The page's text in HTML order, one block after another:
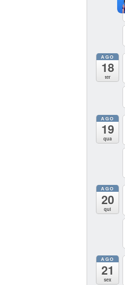
AGO
18
ter
AGO
19
qua
AGO
20
qui
AGO
21
sex